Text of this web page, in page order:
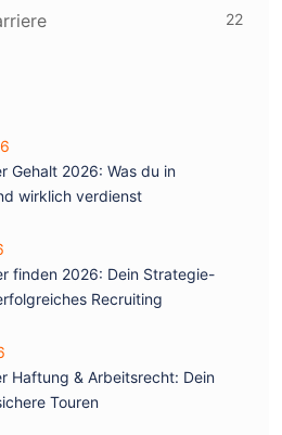
22
Gehalt 2026: Was du in
wirklich verdienst
finden 2026: Dein Strategie-
Recruiting
Haftung & Arbeitsrecht: Dein
Touren